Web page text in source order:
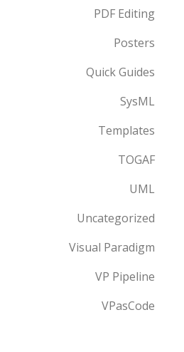
PDF Editing
Posters
Quick Guides
SysML
Templates
TOGAF
UML
Uncategorized
Visual Paradigm
VP Pipeline
VPasCode